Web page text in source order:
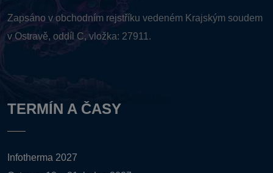
Zapsáno v obchodním rejstříku vedeném Krajským soudem
v Ostravě, oddíl C, vložka: 27911.
TERMÍN A ČASY
Infotherma 2027